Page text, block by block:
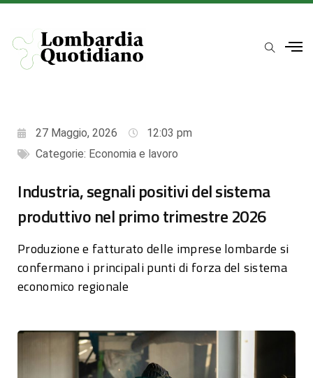
27 Maggio, 2026
12:03 pm
Categorie: Economia e lavoro
Industria, segnali positivi del sistema
produttivo nel primo trimestre 2026
Produzione e fatturato delle imprese lombarde si
confermano i principali punti di forza del sistema
economico regionale